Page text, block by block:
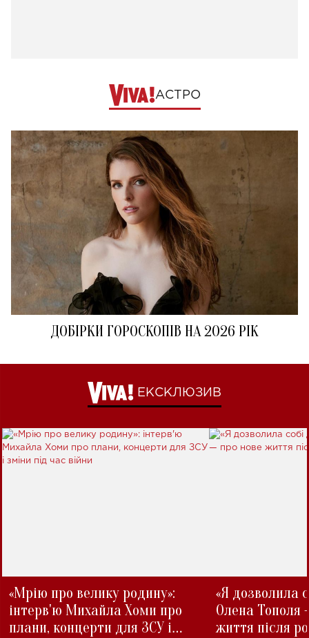
АСТРО
ДОБІРКИ ГОРОСКОПІВ НА 2026 РІК
ЕКСКЛЮЗИВ
«Мрію про велику родину»:
інтерв'ю Михайла Хоми про
плани, концерти для ЗСУ і
«Я дозволила
Олена Тополя
життя після